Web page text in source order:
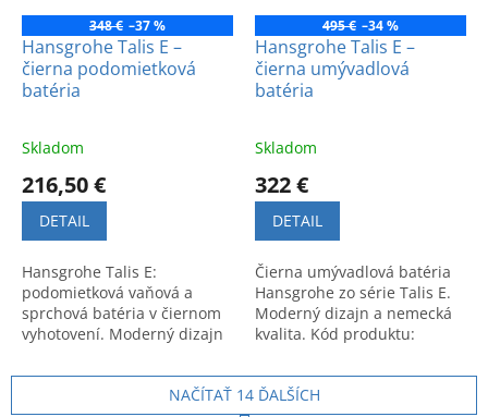
348 € –37 %
Hansgrohe Talis E –
čierna podomietková
batéria
Skladom
216,50 €
DETAIL
Hansgrohe Talis E:
podomietková vaňová a
sprchová batéria v čiernom
vyhotovení. Moderný dizajn
produktu: 71745670.
495 € –34 %
Hansgrohe Talis E –
čierna umývadlová
batéria
Skladom
322 €
DETAIL
Čierna umývadlová batéria
Hansgrohe zo série Talis E.
Moderný dizajn a nemecká
kvalita. Kód produktu:
NAČÍTAŤ 14 ĎALŠÍCH